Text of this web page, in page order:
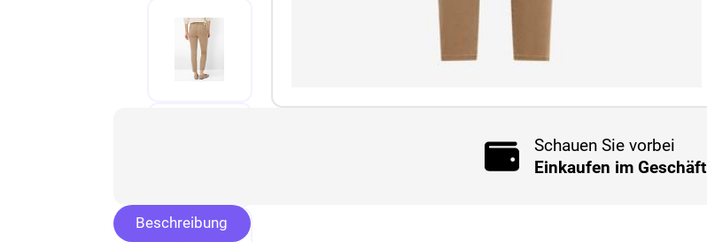
Schauen Sie vorbei
Einkaufen im Geschäft
Beschreibung